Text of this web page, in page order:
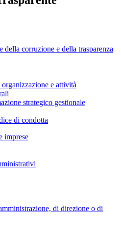
della corruzione e della trasparenza
e attività
strategico gestionale
di condotta
imprese
di direzione o di